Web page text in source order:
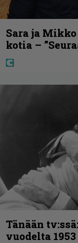
Sara ja
kotia –
Tänään
vuodelta